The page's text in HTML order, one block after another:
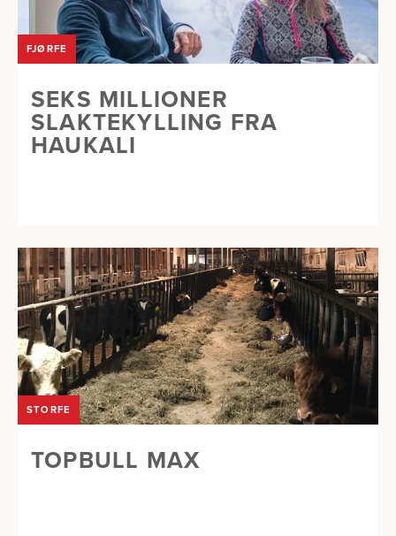
FJØRFE
SEKS MILLIONER
SLAKTEKYLLING FRA
HAUKALI
STORFE
TOPBULL MAX